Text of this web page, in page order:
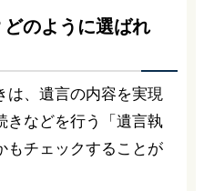
のように選ばれ
は、遺言の内容を実現
きなどを行う「遺言執
もチェックすることが